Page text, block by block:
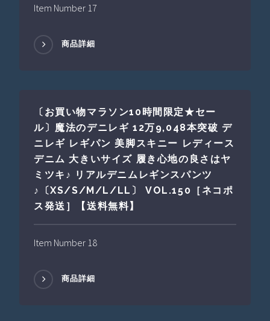
Item Number 17
商品詳細
〔お買い物マラソン10時間限定★セー
ル〕魔法のデニレギ 12万9,048本突破 デ
ニレギ レギパン 美脚スキニー レディース
デニム 大きいサイズ 履き心地の良さはヤ
ミツキ♪ リアルデニムレギンスパンツ
♪〔XS/S/M/L/LL〕 VOL.150［ネコポ
ス発送］【送料無料】
Item Number 18
商品詳細